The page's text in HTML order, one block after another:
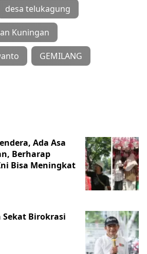
desa telukagung
Kuningan
GEMILANG
Ada Asa
Berharap
Bisa Meningkat
Birokrasi